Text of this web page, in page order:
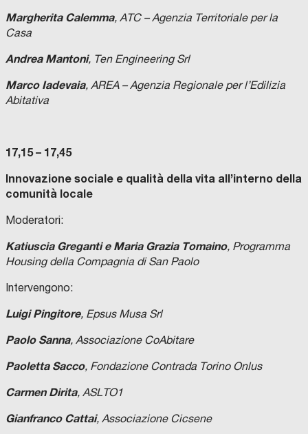
Margherita Calemma, ATC – Agenzia Territoriale per la
Casa
Andrea Mantoni, Ten Engineering Srl
Marco Iadevaia, AREA – Agenzia Regionale per l’Edilizia
Abitativa
17,15 – 17,45
Innovazione sociale e qualità della vita all’interno della
comunità locale
Moderatori:
Katiuscia Greganti e Maria Grazia Tomaino, Programma
Housing della Compagnia di San Paolo
Intervengono:
Luigi Pingitore, Epsus Musa Srl
Paolo Sanna, Associazione CoAbitare
Paoletta Sacco, Fondazione Contrada Torino Onlus
Carmen Dirita, ASLTO1
Gianfranco Cattai, Associazione Cicsene